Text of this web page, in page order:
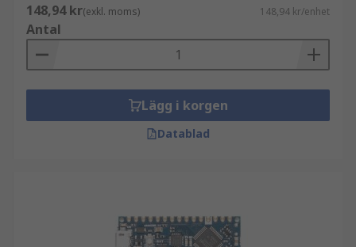
148,94 kr(exkl. moms) 148,94 kr/enhet
Antal
Lägg i korgen
Datablad